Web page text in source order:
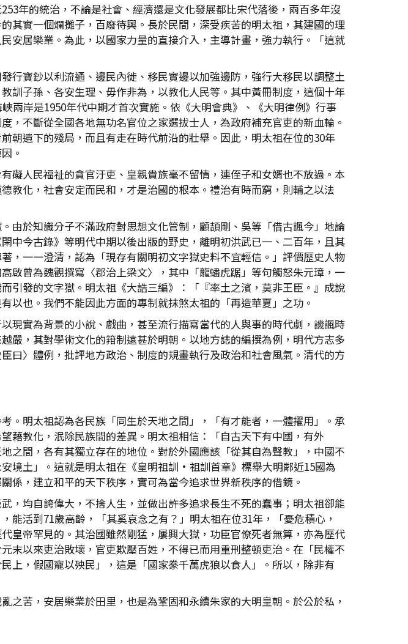
年的統治，不論是社會、經濟還是文化發展都比宋代落後，兩百多年沒
其實一個爛攤子，百廢待興。長於民間，深受疾苦的明太祖，其建國的理
安居樂業。為此，以國家力量的直接介入，主導計畫，強力執行。「這就
行寶鈔以利流通、邊民內徙、移民實邊以加強邊防，強行大移民以調整土
訓子孫、各安生理、毋作非為，以教化人民等。其中黃冊制度，這個十年
兩岸是1950年代中期才首次實施。依《大明會典》、《大明律例》行事
不斷從全國各地無功名官位之家選拔士人，為政府補充官吏的新血輪。
朝遺下的殘局，而且有走在時代前沿的壯舉。因此，明太祖在位的30年
。
礙人民福祉的貪官汙吏、皇親貴族毫不留情，連侄子和女婿也不放過。本
教化，社會安定而民和，才是治國的根本。禮治有時而窮，則輔之以法
由於知識分子不滿政府對思想文化管制，顧頡剛、吳等「借古諷今」地論
中今古錄》等明代中期以後出版的野史，離明初洪武已一、二百年，且其
，一一澄清，認為「現存有關明初文字獄史料不宜輕信。」評價歷史人物
啟曾為魏觀撰寫〈郡治上梁文〉，其中「龍蟠虎踞」等句觸怒朱元璋，一
引發的文字獄。明太祖《大誥三編》：「『率土之濱，莫非王臣。』成說
以也。我們不能因此方面的專制就抹煞太祖的「再造華夏」之功。
現實為背景的小說、戲曲，甚至流行描寫當代的人與事的時代劇，譏諷時
嚴，其對學術文化的箝制遠甚於明朝。以地方誌的編撰為例，明代方志多
曰〉體例，批評地方政治、制度的規畫執行及政治和社會風氣。清代的方
。明太祖認為各民族「同生於天地之間」，「有才能者，一體擢用」。承
藉教化，泯除民族間的差異。明太祖相信：「自古天下有中國，有外
之間，各有其獨立存在的地位。對於外國應該「從其自為聲教」，中國不
境土」。這就是明太祖在《皇明祖訓•祖訓首章》標舉大明鄰近15國為
係，建立和平的天下秩序，實可為當今追求世界新秩序的借鏡。
，均自誇偉大，不捨人生，並做出許多追求長生不死的蠢事；明太祖卻能
活到71歲高齡，「其奚哀念之有？」明太祖在位31年，「憂危積心，
皇帝罕見的。其治國雖然剛猛，屢興大獄，功臣官僚死者無算，亦為歷代
末以來吏治敗壞，官吏欺壓百姓，不得已而用重刑整頓吏治。在「民權不
上，假國寵以殃民」，這是「國家豢千萬虎狼以食人」。所以，除非有
苦，安居樂業於田里，也是為鞏固和永續朱家的大明皇朝。於公於私，